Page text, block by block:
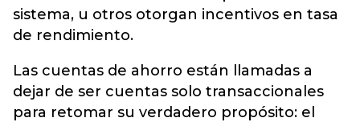
sistema, u otros otorgan incentivos en tasa
de rendimiento.
Las cuentas de ahorro están llamadas a
dejar de ser cuentas solo transaccionales
para retomar su verdadero propósito: el